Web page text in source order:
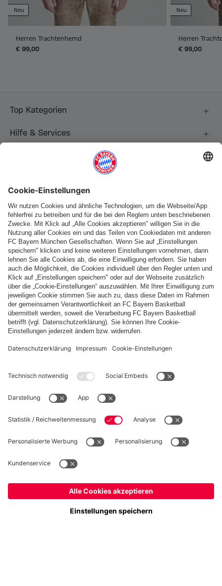
Neu
Herren Trachtenhemd
€ 99,00
Neu
Herren
€ 99,00
Top Kategorien
Hilfe & Services
Folge uns
Zahlung & Lieferung
FC Bayern Store App
WIDERRUF
Datenschutz
Cookie Details
Preise inklusive MwSt. und zzgl. Versandkosten
© FC Bayern München AG
FC Bayern München AG, Säbener Str. 51-57, 81547 München
Ja,Österreich, um dorthin zu liefern!
Weltweit, um dorthin zu liefern!